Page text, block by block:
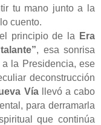
tu mano junto a la
cuento.
principio de la
Era
, esa sonrisa
la Presidencia, ese
deconstrucción
Víallevó a cabo
para derramarla
que continúa